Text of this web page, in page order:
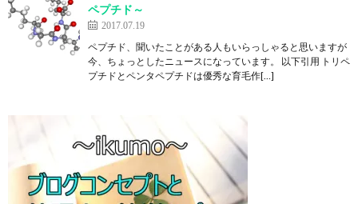
ペプチド～
2017.07.19
ペプチド、聞いたことがある人もいらっしゃると思いますが
今、ちょっとしたニュースになっています。 以下引用 トリペ
プチドとペンタペプチドは優秀な育毛作[…]